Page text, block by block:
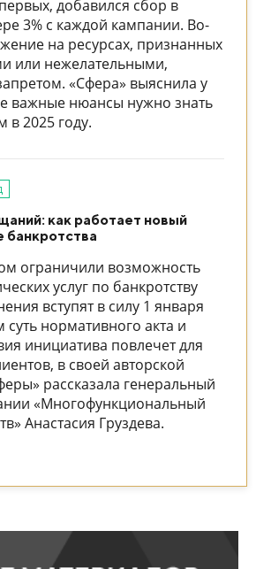
добавился сбор в
3% с каждой кампании. Во-
на ресурсах, признанных
или нежелательными,
«Сфера» выяснила у
важные нюансы нужно знать
в 2025 году.
как работает новый
банкротства
ограничили возможность
услуг по банкротству
вступят в силу 1 января
суть нормативного акта и
инициатива повлечет для
в своей авторской
рассказала генеральный
«Многофункциональный
Анастасия Груздева.